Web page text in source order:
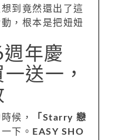
到竟然還出了這
，根本是把妞妞
週年慶
送一，
候，
「Starry 戀
下。 EASY SHO